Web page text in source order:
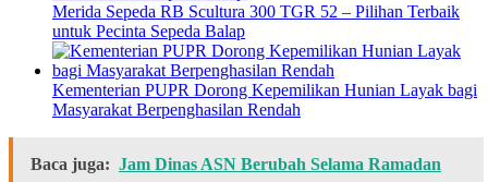
Merida Sepeda RB Scultura 300 TGR 52 – Pilihan Terbaik
untuk Pecinta Sepeda Balap
Kementerian PUPR Dorong Kepemilikan Hunian Layak bagi
Masyarakat Berpenghasilan Rendah
Baca juga: Jam Dinas ASN Berubah Selama Ramadan